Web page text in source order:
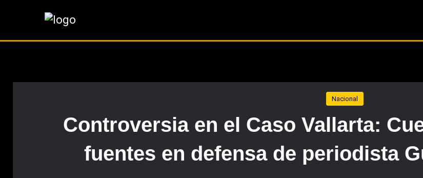
Nacional
Controversia en el Caso Vallarta:
fuentes en defensa de periodista